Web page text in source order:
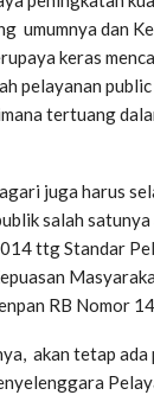
umumnya dan
keras
pelayanan
tertuang
juga harus
salah
ttg Standar
RB Nomor
akan tetap